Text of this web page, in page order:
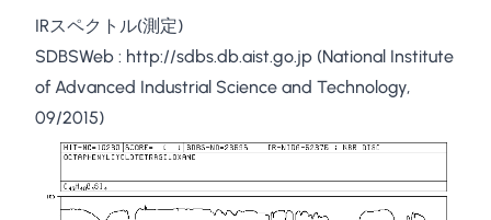
IRスペクトル(測定)
SDBSWeb : http://sdbs.db.aist.go.jp (National Institute
of Advanced Industrial Science and Technology,
09/2015)